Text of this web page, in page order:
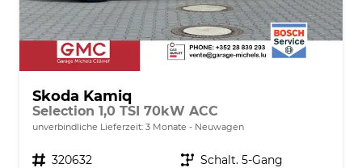
Skoda Kamiq
Selection 1,0 TSI 70kW ACC
unverbindliche Lieferzeit: 3 Monate Neuwagen
Fahrzeugnr. 320632 Getriebe Schalt. 5-Gang